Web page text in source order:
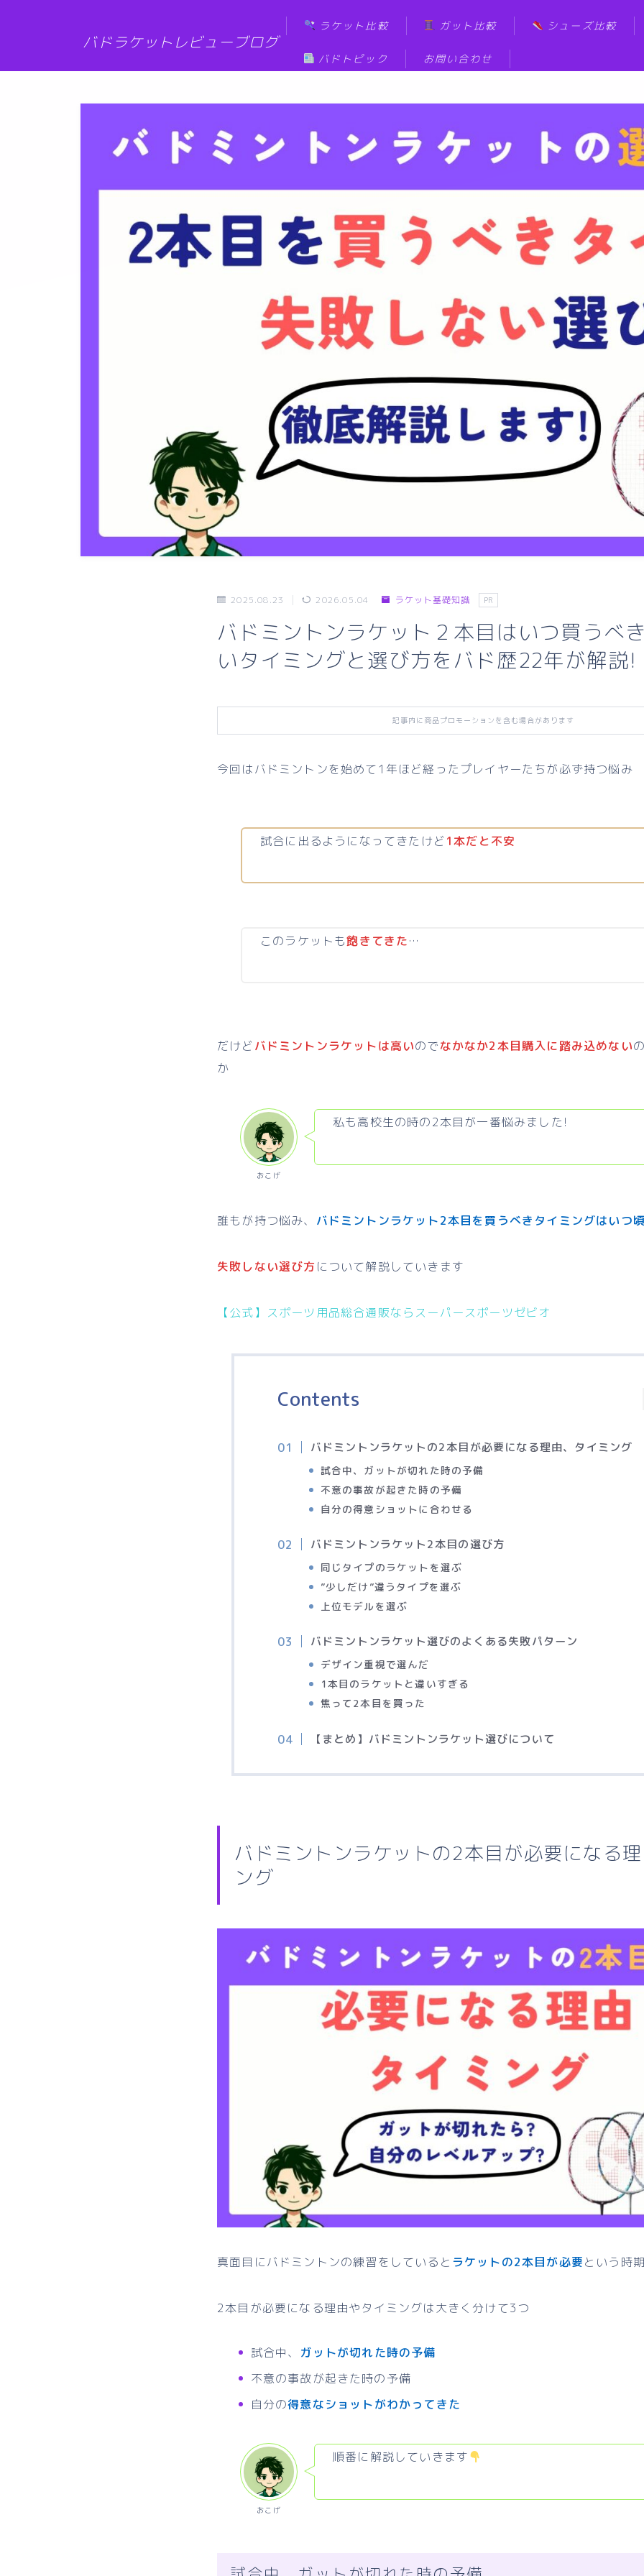
バドラケットレビューブログ
ラケット比較 ガット比較 シューズ比較
バドトピック お問い合わせ
2025.08.23 2026.05.04 ラケット基礎知識 PR
バドミントンラケット２本目はいつ買うべ
いタイミングと選び方をバド歴22年が解説!
記事内に商品プロモーションを含む場合があります
今回はバドミントンを始めて1年ほど経ったプレイヤーたちが必ず持つ悩み
試合に出るようになってきたけど 1本だと不安
このラケットも飽きてきた…
だけど バドミントンラケットは高いのでなかなか2本目購入に踏み込めない
か
おこげ
私も高校生の時の2本目が一番悩みました!
誰もが持つ悩み、 バドミントンラケット2本目を買うべきタイミングはいつ頃
失敗しない選び方 について解説していきます
【公式】スポーツ用品総合通販ならスーパースポーツゼビオ
Contents
バドミントンラケットの2本目が必要になる理由、タイミング
試合中、ガットが切れた時の予備
不意の事故が起きた時の予備
自分の得意ショットに合わせる
バドミントンラケット2本目の選び方
同じタイプのラケットを選ぶ
”少しだけ”違うタイプを選ぶ
上位モデルを選ぶ
バドミントンラケット選びのよくある失敗パターン
デザイン重視で選んだ
1本目のラケットと違いすぎる
焦って2本目を買った
【まとめ】バドミントンラケット選びについて
バドミントンラケットの2本目が必要になる
ング
真面目にバドミントンの練習をしていると ラケットの2本目が必要という時
2本目が必要になる理由やタイミングは大きく分けて3つ
試合中、 ガットが切れた時の予備
不意の事故が起きた時の予備
自分の得意なショットがわかってきた
おこげ
順番に解説していきます